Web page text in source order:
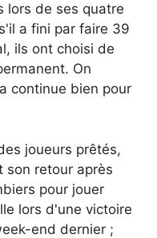
lors de ses quatre
a fini par faire 39
ils ont choisi de
On
continue bien pour
joueurs prêtés,
son retour après
pour jouer
lors d'une victoire
end dernier ;